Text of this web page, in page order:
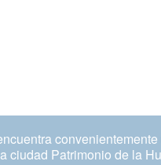
ciudad Patrimonio de la